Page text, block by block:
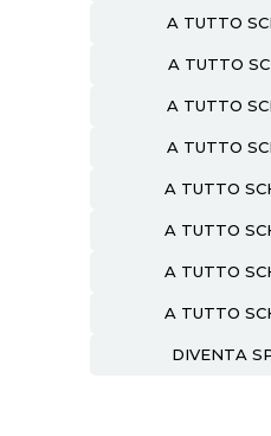
A TUTTO
A TUTTO
A TUTTO
A TUTTO
A TUTTO
A TUTTO
A TUTTO
A TUTTO
DIVENTA